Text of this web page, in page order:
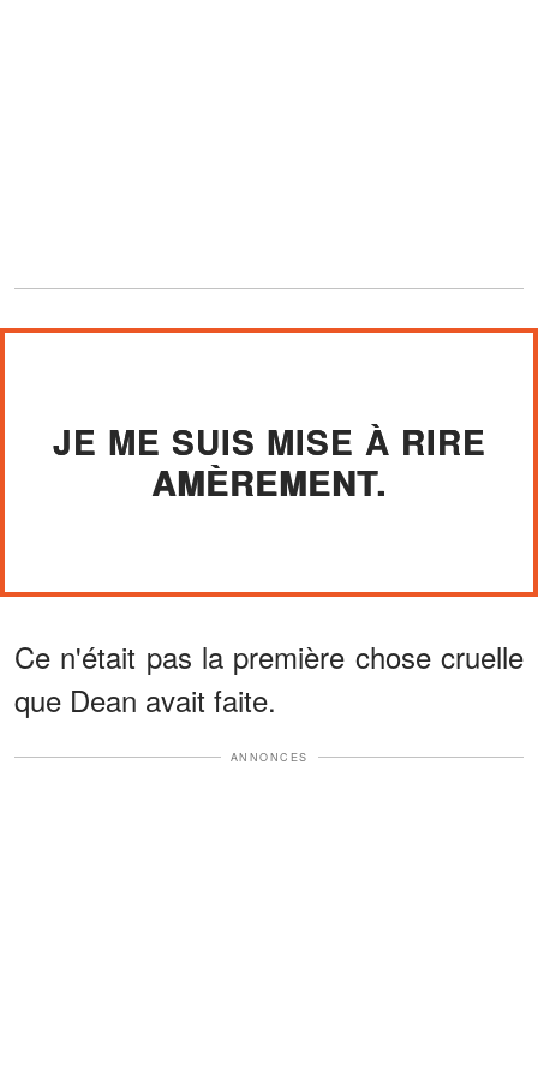
JE ME SUIS MISE À RIRE
AMÈREMENT.
Ce n'était pas la première chose cruelle
que Dean avait faite.
ANNONCES